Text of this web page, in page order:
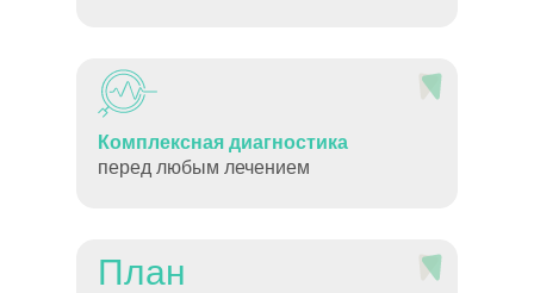
Комплексная диагностика
перед любым лечением
План